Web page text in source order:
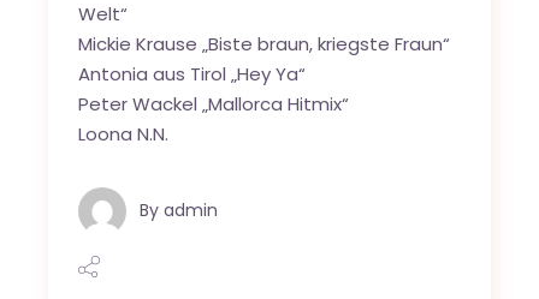
Welt“
Mickie Krause „Biste braun, kriegste Fraun“
Antonia aus Tirol „Hey Ya“
Peter Wackel „Mallorca Hitmix“
Loona N.N.
By admin